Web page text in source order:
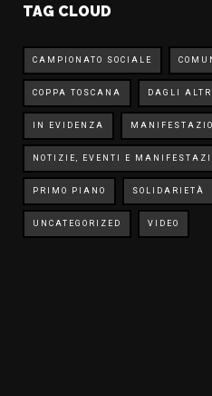
TAG CLOUD
CAMPIONATO SOCIALE
COPPA TOSCANA DAGLI
IN EVIDENZA
NOTIZIE, EVENTI E
PRIMO PIANO SOLIDARIETÀ
UNCATEGORIZED VIDEO